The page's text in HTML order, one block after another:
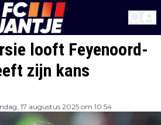
looft Feyenoord-
zijn kans
17 augustus 2025 om 10:54